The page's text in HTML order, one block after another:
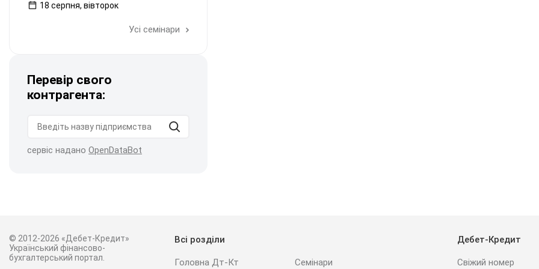
18 серпня, вівторок
Усі семінари
Перевір свого
контрагента:
сервіс надано OpenDataBot
© 2012-2026 «Дебет-Кредит»
Український фінансово-
бухгалтерський портал.
Всі розділи
Головна Дт-Кт Семінари
Дебет-Кредит
Свіжий номер